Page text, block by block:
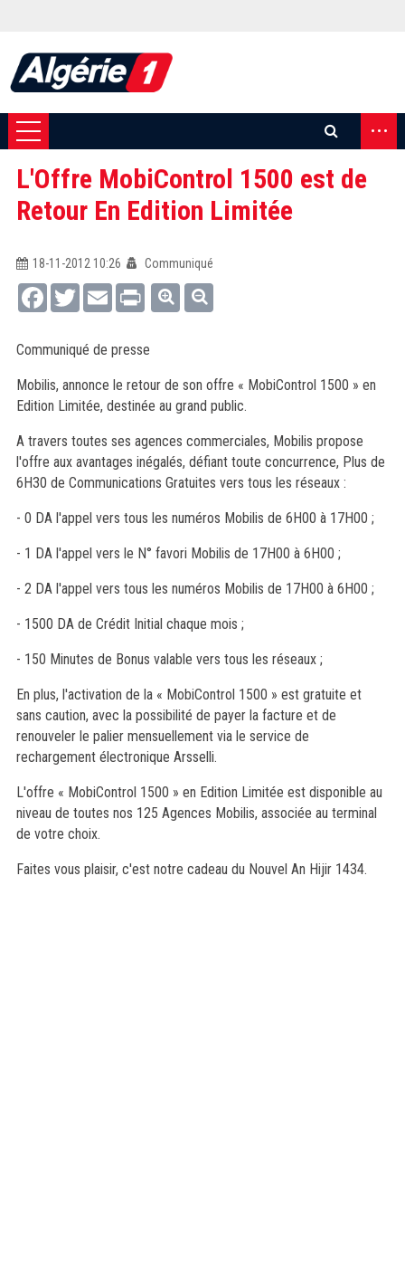
...
L'Offre MobiControl 1500 est de
Retour En Edition Limitée
18-11-2012 10:26
Communiqué
FacebookTwitterEmail Print
Communiqué de presse
Mobilis, annonce le retour de son offre « MobiControl 1500 » en
Edition Limitée, destinée au grand public.
A travers toutes ses agences commerciales, Mobilis propose
l'offre aux avantages inégalés, défiant toute concurrence, Plus de
6H30 de Communications Gratuites vers tous les réseaux :
- 0 DA l'appel vers tous les numéros Mobilis de 6H00 à 17H00 ;
- 1 DA l'appel vers le N° favori Mobilis de 17H00 à 6H00 ;
- 2 DA l'appel vers tous les numéros Mobilis de 17H00 à 6H00 ;
- 1500 DA de Crédit Initial chaque mois ;
- 150 Minutes de Bonus valable vers tous les réseaux ;
En plus, l'activation de la « MobiControl 1500 » est gratuite et
sans caution, avec la possibilité de payer la facture et de
renouveler le palier mensuellement via le service de
rechargement électronique Arsselli.
L'offre « MobiControl 1500 » en Edition Limitée est disponible au
niveau de toutes nos 125 Agences Mobilis, associée au terminal
de votre choix.
Faites vous plaisir, c'est notre cadeau du Nouvel An Hijir 1434.